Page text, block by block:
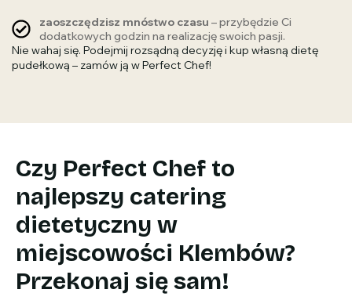
zaoszczędzisz mnóstwo czasu – przybędzie Ci
dodatkowych godzin na realizację swoich pasji.
Nie wahaj się. Podejmij rozsądną decyzję i kup własną dietę
pudełkową – zamów ją w Perfect Chef!
Czy Perfect Chef to
najlepszy catering
dietetyczny w
miejscowości Klembów?
Przekonaj się sam!